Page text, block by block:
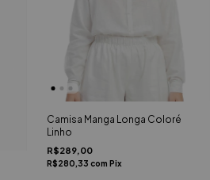
Camisa Manga Longa Coloré
Linho
R$289,00
R$280,33 com Pix